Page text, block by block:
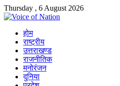
Thursday , 6 August 2026
होम
राष्ट्रीय
उत्तराखण्ड
राजनीतिक
मनोरंजन
दुनिया